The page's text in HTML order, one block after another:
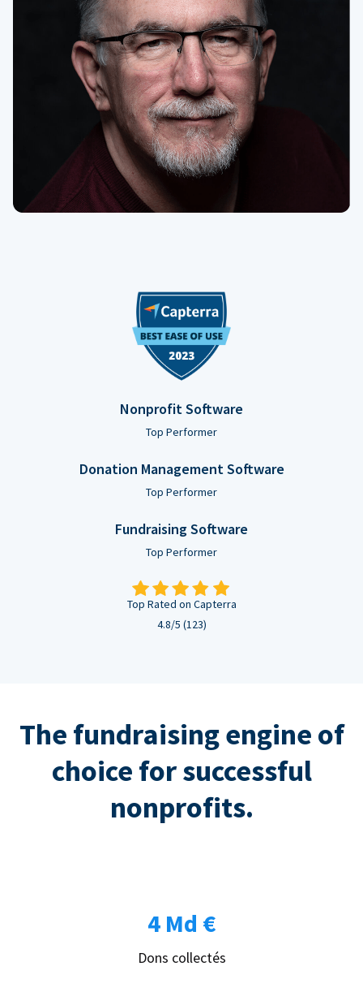
Nonprofit Software
Top Performer
Donation Management Software
Top Performer
Fundraising Software
Top Performer
Top Rated on Capterra
4.8/5 (123)
The fundraising engine of
choice for successful
nonprofits.
4 Md €
Dons collectés